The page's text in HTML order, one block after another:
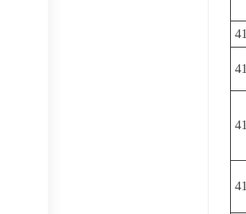
41
41
41
41